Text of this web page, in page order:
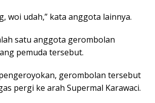
woi udah,” kata anggota lainnya.
satu anggota gerombolan
pemuda tersebut.
gerombolan tersebut
pergi ke arah Supermal Karawaci.